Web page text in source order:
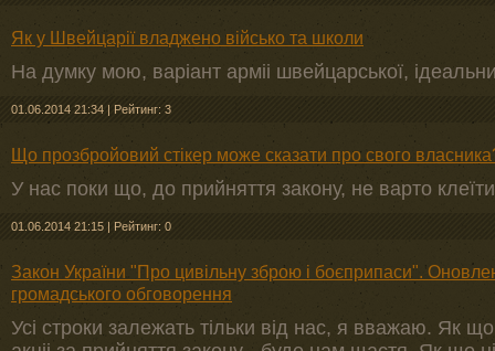
Як у Швейцарії владжено військо та школи
На думку мою, варіант арміі швейцарської,
01.06.2014 21:34 | Рейтинг: 3
Що прозбройовий стікер може сказати про свого
У нас поки що, до прийняття закону, не варто
01.06.2014 21:15 | Рейтинг: 0
Закон України "Про цивільну зброю і боєприпаси".
громадського обговорення
Усі строки залежать тільки від нас, я вважаю. Як